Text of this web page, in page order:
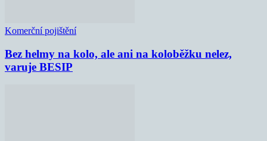
Komerční pojištění
Bez helmy na kolo, ale ani na koloběžku nelez,
varuje BESIP